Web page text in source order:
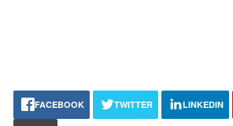
FACEBOOK TWITTER LINKEDIN